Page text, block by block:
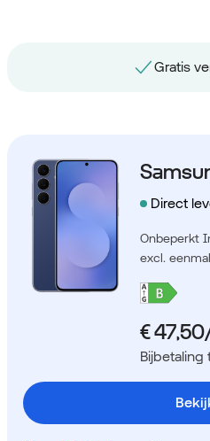
Gratis
Direct
Onbeperkt
excl.
Bijbetaling